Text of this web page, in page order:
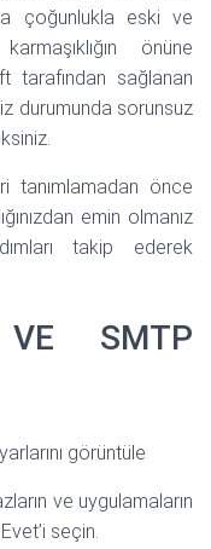
çoğunlukla eski ve
önüne
tarafından sağlanan
durumunda sorunsuz
tanımlamadan önce
emin olmanız
takip ederek
SMTP
görüntüle
ve uygulamaların
seçin.